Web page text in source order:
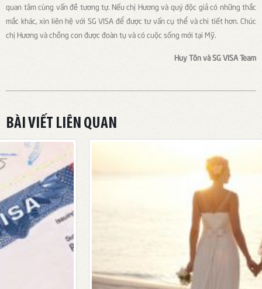
quan tâm cùng vấn đề tương tự. Nếu chị Hương và quý độc giả có những thắc
mắc khác, xin liên hệ với SG VISA để được tư vấn cụ thể và chi tiết hơn. Chúc
chị Hương và chồng con được đoàn tụ và có cuộc sống mới tại Mỹ.
Huy Tôn và SG VISA Team
BÀI VIẾT LIÊN QUAN